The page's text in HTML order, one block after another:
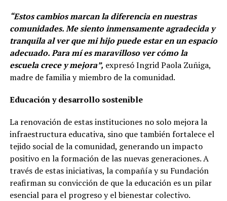
“Estos cambios marcan la diferencia en nuestras
comunidades. Me siento inmensamente agradecida y
tranquila al ver que mi hijo puede estar en un espacio
adecuado. Para mí es maravilloso ver cómo la
escuela crece y mejora”, expresó Ingrid Paola Zuñiga,
madre de familia y miembro de la comunidad.
Educación y desarrollo sostenible
La renovación de estas instituciones no solo mejora la
infraestructura educativa, sino que también fortalece el
tejido social de la comunidad, generando un impacto
positivo en la formación de las nuevas generaciones. A
través de estas iniciativas, la compañía y su Fundación
reafirman su convicción de que la educación es un pilar
esencial para el progreso y el bienestar colectivo.